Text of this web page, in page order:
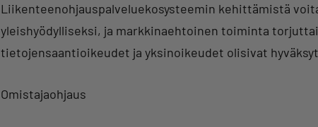
Liikenteenohjauspalveluekosysteemin kehittämistä
yleishyödylliseksi, ja markkinaehtoinen toiminta
tietojensaantioikeudet ja yksinoikeudet olisivat
Omistajaohjaus